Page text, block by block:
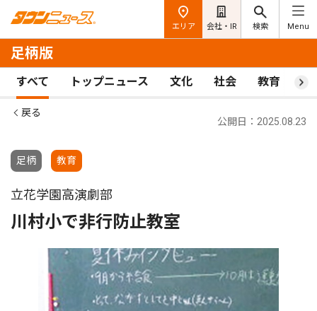
エリア 会社・IR 検索 Menu
足柄版
すべて トップニュース 文化 社会 教育 ス
戻る
足柄 教育
公開日：2025.08.23
立花学園高演劇部
川村小で非行防止教室